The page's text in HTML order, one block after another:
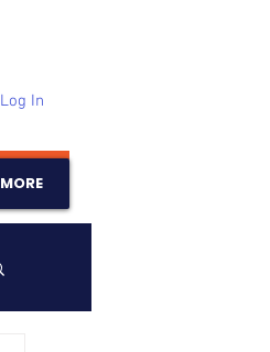
Log In
MORE